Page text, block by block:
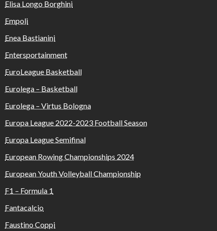
Elisa Longo Borghini
Empoli
Enea Bastianini
Entersportainment
EuroLeague Basketball
Eurolega – Basketball
Eurolega – Virtus Bologna
Europa League 2022-2023 Football Season
Europa League Semifinal
European Rowing Championships 2024
European Youth Volleyball Championship
F1 – Formula 1
Fantacalcio
Faustino Coppi